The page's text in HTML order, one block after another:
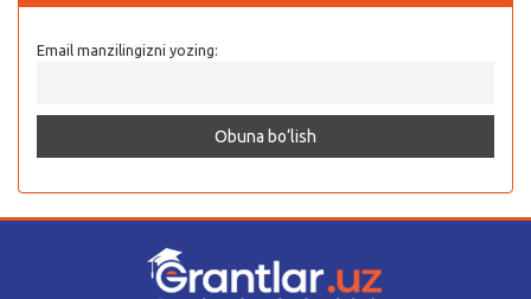
Email manzilingizni yozing: